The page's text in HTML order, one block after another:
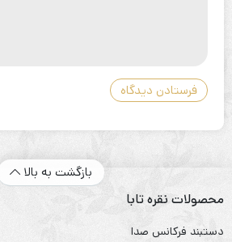
بازگشت به بالا
محصولات نقره تابا
دستبند فرکانس صدا